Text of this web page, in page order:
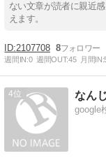
ない文章が読者に親近
えます。
2107708 8
週間IN:0 週間OUT:45 月間IN:
4 なん
google